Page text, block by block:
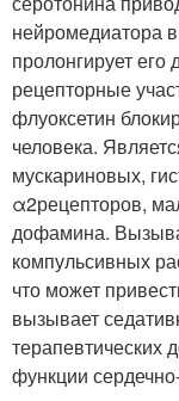
нейромедиатора
пролонгирует его
рецепторные
флуоксетин
человека.
мускариновых,
α2рецепторов,
дофамина.
компульсивных
что может
вызывает
терапевтических
функции